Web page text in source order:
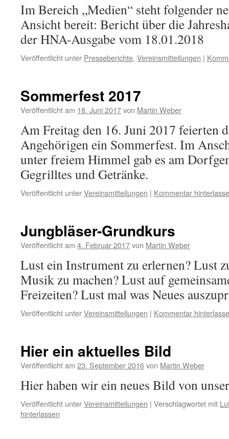
Im Bereich „Medien“ steht folgender
Ansicht bereit: Bericht über die
der HNA-Ausgabe vom 18.01.2018
Veröffentlicht unter Presseberichte, Vereinsmitteilungen |
Sommerfest 2017
Veröffentlicht am 18. Juni 2017von Martin Weber
Am Freitag den 16. Juni 2017 feierten
Angehörigen ein Sommerfest. Im
unter freiem Himmel gab es am
Gegrilltes und Getränke.
Veröffentlicht unterVereinsmitteilungen | Kommentar
Jungbläser-Grundkurs
Veröffentlicht am 4. Februar 2017von Martin Weber
Lust ein Instrument zu erlernen? Lust
Musik zu machen? Lust auf
Freizeiten? Lust mal was Neues
Veröffentlicht unterVereinsmitteilungen | Kommentar
Hier ein aktuelles Bild
Veröffentlicht am 23. September 2016von Martin Weber
Hier haben wir ein neues Bild von
Veröffentlicht unterVereinsmitteilungen | Verschlagwortet mit
hinterlassen